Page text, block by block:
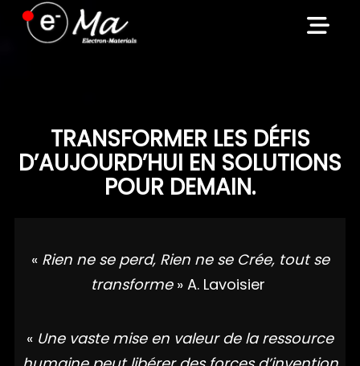
Skip
TRANSFORMER LES DÉFIS
D’AUJOURD’HUI EN SOLUTIONS
POUR DEMAIN.
« Rien ne se perd, Rien ne se Crée, tout se
transforme » A. Lavoisier
« Une vaste mise en valeur de la ressource